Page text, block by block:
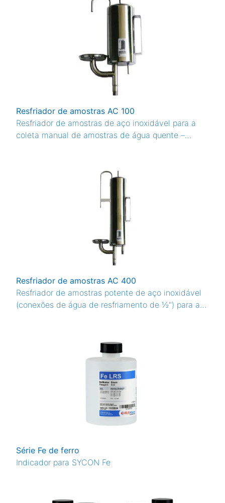
Resfriador de amostras AC 100
Resfriador de amostras de aço inoxidável para a
coleta manual de amostras de água quente –
Resfriador de amostras AC 400
Resfriador de amostras potente de aço inoxidável
(conexões de água de resfriamento de ½") para a
Série Fe de ferro
Indicador para SYCON Fe